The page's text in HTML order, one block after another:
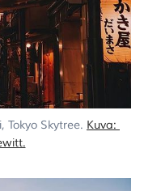
Skytree. Kuva: